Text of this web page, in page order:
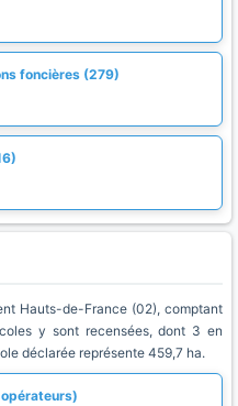
foncières (279)
Hauts-de-France (02), comptant
y sont recensées, dont 3 en
déclarée représente 459,7 ha.